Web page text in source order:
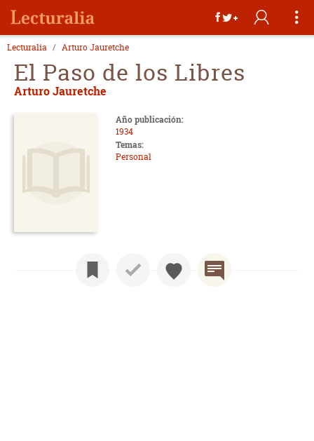
Lecturalia Arturo Jauretche
El Paso de los Libres
Arturo Jauretche
Año publicación:
1934
Temas:
Personal